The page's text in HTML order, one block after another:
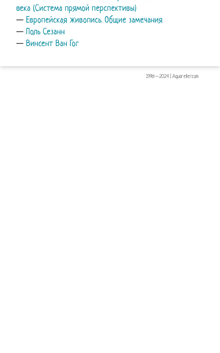
века (Система прямой перспективы)
—Европейская живопись. Общие замечания
—Поль Сезанн
—Винсент Ван Гог
1998—2024 | Aquareller.com